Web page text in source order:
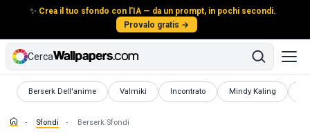
✨ Crea il tuo sfondo con l'IA — da un prompt, in pochi secondi.
Provalo gratis →
Cerca
Berserk Dell'anime
Sfondi Valmiki
Sfondi Incontrato
Sfondi Mindy Kaling
Sfondi
Sfondi Berserk Sfondi